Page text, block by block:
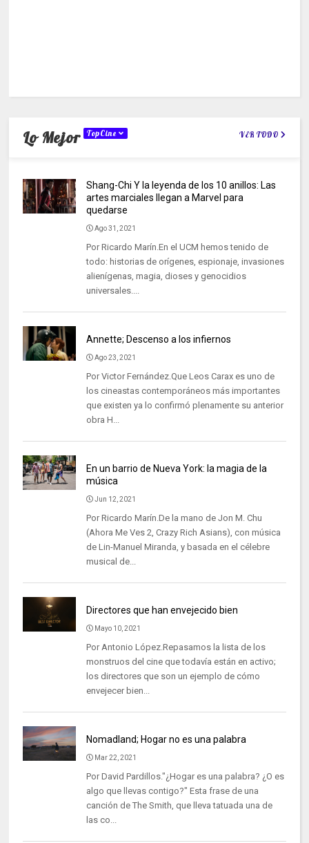
Lo Mejor TopCine VER TODO
Shang-Chi Y la leyenda de los 10 anillos: Las
artes marciales llegan a Marvel para
quedarse
Ago 31, 2021
Por Ricardo Marín.En el UCM hemos tenido de
todo: historias de orígenes, espionaje, invasiones
alienígenas, magia, dioses y genocidios
universales....
Annette; Descenso a los infiernos
Ago 23, 2021
Por Victor Fernández.Que Leos Carax es uno de
los cineastas contemporáneos más importantes
que existen ya lo confirmó plenamente su anterior
obra H...
En un barrio de Nueva York: la magia de la
música
Jun 12, 2021
Por Ricardo Marín.De la mano de Jon M. Chu
(Ahora Me Ves 2, Crazy Rich Asians), con música
de Lin-Manuel Miranda, y basada en el célebre
musical de...
Directores que han envejecido bien
Mayo 10, 2021
Por Antonio López.Repasamos la lista de los
monstruos del cine que todavía están en activo;
los directores que son un ejemplo de cómo
envejecer bien...
Nomadland; Hogar no es una palabra
Mar 22, 2021
Por David Pardillos."¿Hogar es una palabra? ¿O es
algo que llevas contigo?" Esta frase de una
canción de The Smith, que lleva tatuada una de
las co...